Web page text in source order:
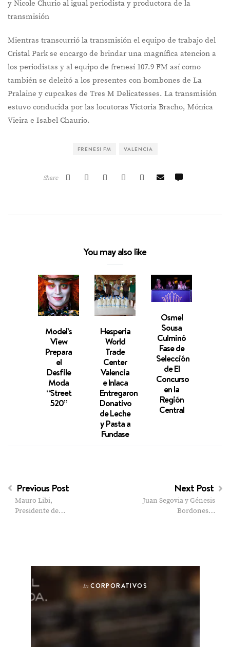
y Nicole Churio al igual periodista y productora de la
transmisión
Mientras transcurrió la transmisión el equipo de trabajo del
Cristal Park se encargo de brindar una magnífica atencion a
los periodistas y al equipo de frenesí 107.9 FM así como
también se deleitó a los presentes con bombones de La
Pralaine y cupcakes de Tres M Delicatesses. La transmisión
estuvo conducida por las locutoras Victoria Bracho, Mónica
Vieira e Isabel Chaurio.
FRENESI FM VALENCIA
Share
You may also like
Model’s
View
Prepara
el
Desfile
Moda
“Street
520”
Hesperia
World
Trade
Center
Valencia
e Inlaca
Entregaron
Donativo
de Leche
y Pasta a
Fundase
Osmel
Sousa
Culminó
Fase de
Selección
de El
Concurso
en la
Región
Central
Previous Post
Mauro Libi,
Presidente de…
Next Post
Juan Segovia y Génesis
Bordones…
In CORPORATIVOS